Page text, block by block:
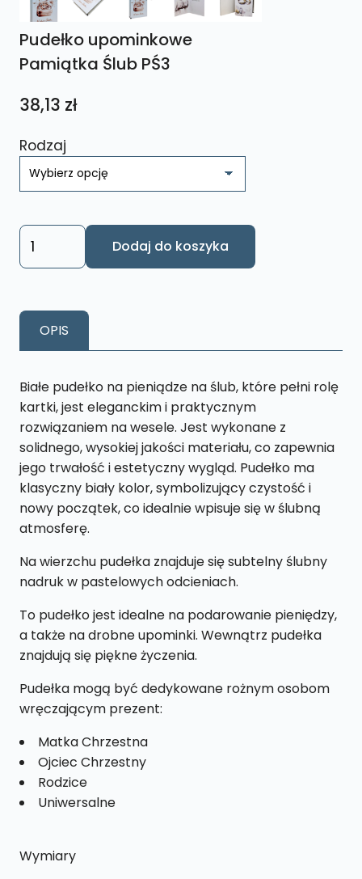
Pudełko upominkowe
Pamiątka Ślub PŚ3
38,13 zł
Rodzaj
ilość
Pudełko
Ślub
PŚ3
Dodaj do koszyka
OPIS
Białe pudełko na pieniądze na ślub, które pełni rolę
kartki, jest eleganckim i praktycznym
rozwiązaniem na wesele. Jest wykonane z
solidnego, wysokiej jakości materiału, co zapewnia
jego trwałość i estetyczny wygląd. Pudełko ma
klasyczny biały kolor, symbolizujący czystość i
nowy początek, co idealnie wpisuje się w ślubną
atmosferę.
Na wierzchu pudełka znajduje się subtelny ślubny
nadruk w pastelowych odcieniach.
To pudełko jest idealne na podarowanie pieniędzy,
a także na drobne upominki. Wewnątrz pudełka
znajdują się piękne życzenia.
Pudełka mogą być dedykowane rożnym osobom
wręczającym prezent:
Matka Chrzestna
Ojciec Chrzestny
Rodzice
Uniwersalne
Wymiary